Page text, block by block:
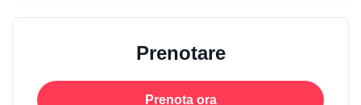
Prenotare
Prenota ora